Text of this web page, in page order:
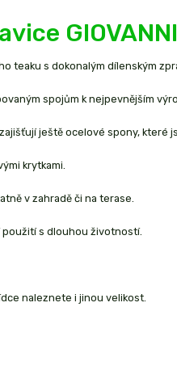
teaku s dokonalým dílenským
spojům k nejpevnějším
ještě ocelové spony, které
krytkami.
v zahradě či na terase.
použití s dlouhou životností.
naleznete i jinou velikost.